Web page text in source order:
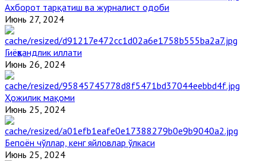
Ахборот тарқатиш ва журналист одоби
Июнь 27, 2024
Гиёҳвандлик иллати
Июнь 26, 2024
Ҳожилик мақоми
Июнь 25, 2024
Бепоён чўллар, кенг яйловлар ўлкаси
Июнь 25, 2024